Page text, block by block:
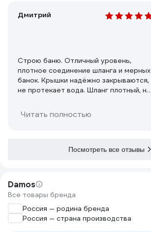
Дмитрий
Строю баню. Отличный уровень,
плотное соединение шланга и мерных
банок. Крышки надёжно закрываются,
не протекает вода. Шланг плотный, не
Читать полностью
Посмотреть все отзывы
Damos
Все товары бренда
Россия — родина бренда
Россия — страна производства